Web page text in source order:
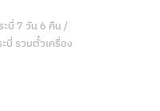
บี่ 7 วัน 6 คืน /
บี่ รวมตั๋วเครื่อง